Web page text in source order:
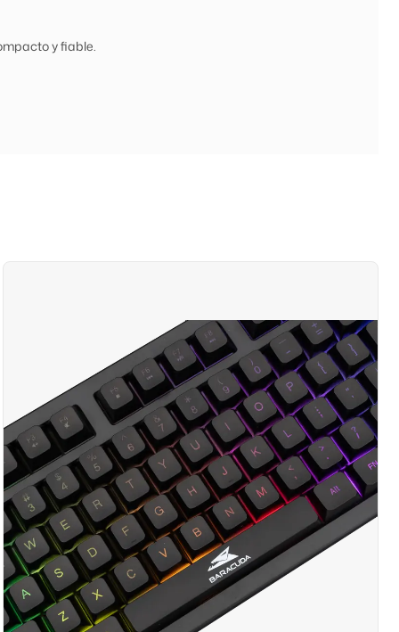
y fiable.